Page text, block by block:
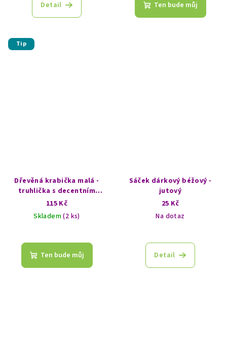
Detail Ten bude můj
Tip
Dřevěná krabička malá -
truhlička s decentním
vzorem - Ruka Fatimy
115 Kč
Skladem(2 ks)
Ten bude můj
Sáček dárkový béžový -
jutový
25 Kč
Na dotaz
Detail